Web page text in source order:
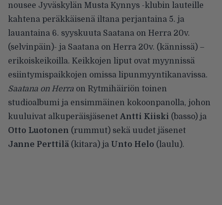
nousee Jyväskylän Musta Kynnys -klubin lauteille
kahtena peräkkäisenä iltana perjantaina 5. ja
lauantaina 6. syyskuuta Saatana on Herra 20v.
(selvinpäin)- ja Saatana on Herra 20v. (kännissä) –
erikoiskeikoilla. Keikkojen liput ovat myynnissä
esiintymispaikkojen omissa lipunmyyntikanavissa.
Saatana on Herra on Rytmihäiriön toinen
studioalbumi ja ensimmäinen kokoonpanolla, johon
kuuluivat alkuperäisjäsenet Antti Kiiski (basso) ja
Otto Luotonen (rummut) sekä uudet jäsenet
Janne Perttilä (kitara) ja Unto Helo (laulu).